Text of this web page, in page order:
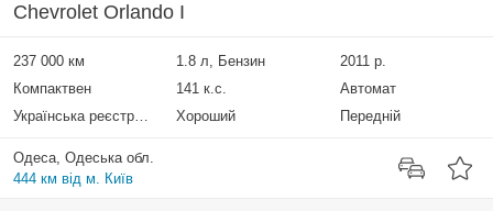
Chevrolet Orlando I
237 000 км 1.8 л, Бензин
2011 р.
Компактвен
141 к.с.
Автомат
Українська реєстрація
Хороший Передній
Одеса, Одеська обл.
444 км від м. Київ